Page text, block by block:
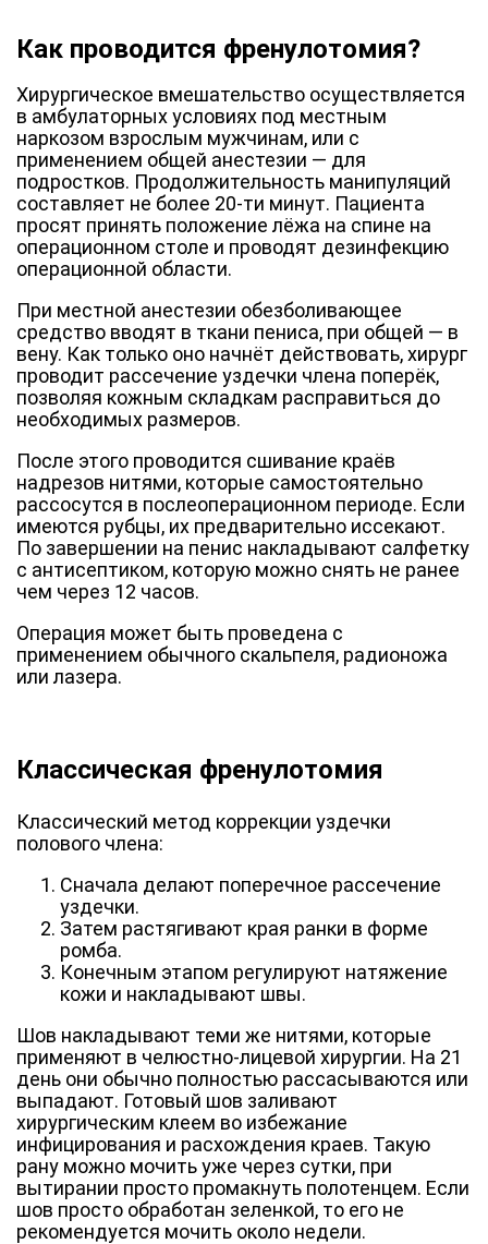
Как проводится френулотомия?
Хирургическое вмешательство осуществляется
в амбулаторных условиях под местным
наркозом взрослым мужчинам, или с
применением общей анестезии — для
подростков. Продолжительность манипуляций
составляет не более 20-ти минут. Пациента
просят принять положение лёжа на спине на
операционном столе и проводят дезинфекцию
операционной области.
При местной анестезии обезболивающее
средство вводят в ткани пениса, при общей — в
вену. Как только оно начнёт действовать, хирург
проводит рассечение уздечки члена поперёк,
позволяя кожным складкам расправиться до
необходимых размеров.
После этого проводится сшивание краёв
надрезов нитями, которые самостоятельно
рассосутся в послеоперационном периоде. Если
имеются рубцы, их предварительно иссекают.
По завершении на пенис накладывают салфетку
с антисептиком, которую можно снять не ранее
чем через 12 часов.
Операция может быть проведена с
применением обычного скальпеля, радионожа
или лазера.
Классическая френулотомия
Классический метод коррекции уздечки
полового члена:
Сначала делают поперечное рассечение
уздечки.
Затем растягивают края ранки в форме
ромба.
Конечным этапом регулируют натяжение
кожи и накладывают швы.
Шов накладывают теми же нитями, которые
применяют в челюстно-лицевой хирургии. На 21
день они обычно полностью рассасываются или
выпадают. Готовый шов заливают
хирургическим клеем во избежание
инфицирования и расхождения краев. Такую
рану можно мочить уже через сутки, при
вытирании просто промакнуть полотенцем. Если
шов просто обработан зеленкой, то его не
рекомендуется мочить около недели.